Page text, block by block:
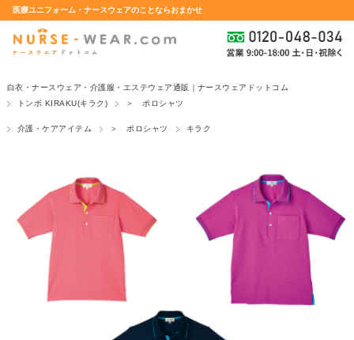
医療ユニフォーム・ナースウェアのことならおまかせ
白衣・ナースウェア・介護服・エステウェア通販｜ナースウェアドットコム
トンボ KIRAKU(キラク)
＞ ポロシャツ
介護・ケアアイテム ＞ ポロシャツ キラク